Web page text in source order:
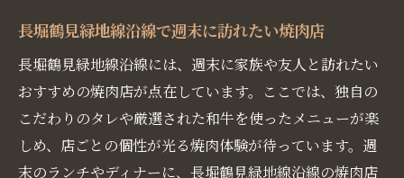
長堀鶴見緑地線沿線で週末に訪れたい焼肉店
長堀鶴見緑地線沿線には、週末に家族や友人と訪れたい
おすすめの焼肉店が点在しています。ここでは、独自の
こだわりのタレや厳選された和牛を使ったメニューが楽
しめ、店ごとの個性が光る焼肉体験が待っています。週
末のランチやディナーに、長堀鶴見緑地線沿線の焼肉店